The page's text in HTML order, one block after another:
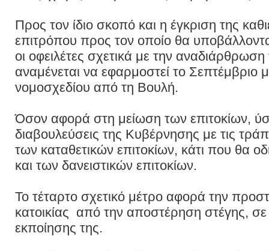
Προς τον ίδιο σκοπό και η έγκριση της
επιτρόπου προς τον οποίο θα
οι οφειλέτες σχετικά με την
αναμένεται να εφαρμοστεί το Σεπτέμβριο
νομοσχεδίου από τη Βουλή.
Όσον αφορά στη μείωση των επιτοκίων,
διαβουλεύσεις της Κυβέρνησης με τις
των καταθετικών επιτοκίων, κάτι που θα
και των δανειστικών επιτοκίων.
Το τέταρτο σχετικό μέτρο αφορά την
κατοικίας από την αποστέρηση στέγης,
εκποίησης της.